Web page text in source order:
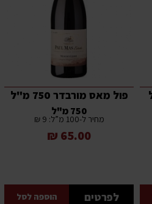
פול מאס מורבדר 750 מ"ל
750 מ"ל
מחיר ל-100 מ”ל: 9 ₪
65.00 ₪
לפרטים הוספה לסל